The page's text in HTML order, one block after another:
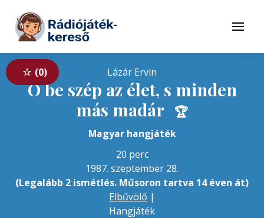
Tovább a tartalomhoz
Menü
0 Lázár Ervin
Ó be szép az élet, s minden
más madár
🏆
Magyar hangjáték
20 perc
1987. szeptember 28.
(Legalább 2 ismétlés. Műsoron tartva 14 éven át)
Elbűvölő |
Hangjáték